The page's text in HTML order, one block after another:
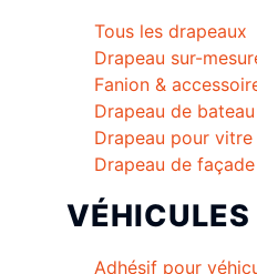
Tous les drapeaux
Drapeau sur-
Fanion &
Drapeau de bateau
Drapeau pour vitre
Drapeau de façade
VÉHICULES
Adhésif pour